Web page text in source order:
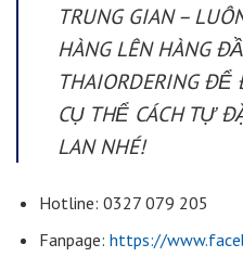
TRUNG GIAN –
HÀNG LÊN HÀNG
THAIORDERING
CỤ THỂ CÁCH TỰ
LAN NHÉ!
Hotline: 0327 079 205
Fanpage: https://